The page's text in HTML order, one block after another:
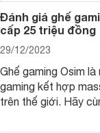
Đánh giá ghế
cấp 25 triệu đồng
29/12/2023
Ghế gaming Osim là
gaming kết hợp
trên thế giới. Hãy